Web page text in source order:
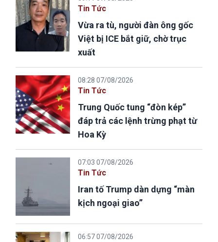
Tin Tức
Vừa ra tù, người đàn ông gốc
Việt bị ICE bắt giữ, chờ trục
xuất
08:28 07/08/2026
Tin Tức
Trung Quốc tung “đòn kép”
đáp trả các lệnh trừng phạt từ
Hoa Kỳ
07:03 07/08/2026
Tin Tức
Iran tố Trump dàn dựng “màn
kịch ngoại giao”
06:57 07/08/2026